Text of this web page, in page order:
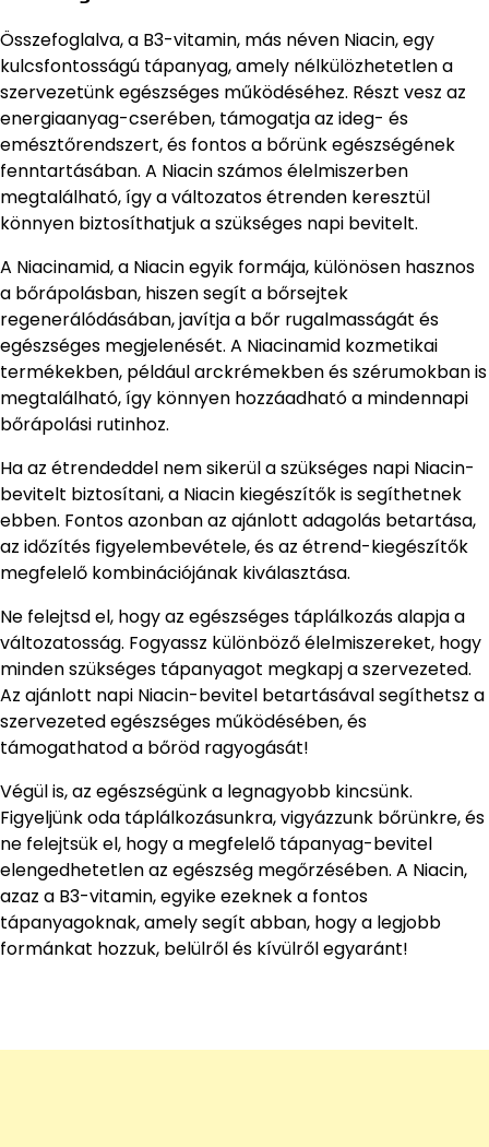
Összefoglalva, a B3-vitamin, más néven Niacin, egy
kulcsfontosságú tápanyag, amely nélkülözhetetlen a
szervezetünk egészséges működéséhez. Részt vesz az
energiaanyag-cserében, támogatja az ideg- és
emésztőrendszert, és fontos a bőrünk egészségének
fenntartásában. A Niacin számos élelmiszerben
megtalálható, így a változatos étrenden keresztül
könnyen biztosíthatjuk a szükséges napi bevitelt.
A Niacinamid, a Niacin egyik formája, különösen hasznos
a bőrápolásban, hiszen segít a bőrsejtek
regenerálódásában, javítja a bőr rugalmasságát és
egészséges megjelenését. A Niacinamid kozmetikai
termékekben, például arckrémekben és szérumokban is
megtalálható, így könnyen hozzáadható a mindennapi
bőrápolási rutinhoz.
Ha az étrendeddel nem sikerül a szükséges napi Niacin-
bevitelt biztosítani, a Niacin kiegészítők is segíthetnek
ebben. Fontos azonban az ajánlott adagolás betartása,
az időzítés figyelembevétele, és az étrend-kiegészítők
megfelelő kombinációjának kiválasztása.
Ne felejtsd el, hogy az egészséges táplálkozás alapja a
változatosság. Fogyassz különböző élelmiszereket, hogy
minden szükséges tápanyagot megkapj a szervezeted.
Az ajánlott napi Niacin-bevitel betartásával segíthetsz a
szervezeted egészséges működésében, és
támogathatod a bőröd ragyogását!
Végül is, az egészségünk a legnagyobb kincsünk.
Figyeljünk oda táplálkozásunkra, vigyázzunk bőrünkre, és
ne felejtsük el, hogy a megfelelő tápanyag-bevitel
elengedhetetlen az egészség megőrzésében. A Niacin,
azaz a B3-vitamin, egyike ezeknek a fontos
tápanyagoknak, amely segít abban, hogy a legjobb
formánkat hozzuk, belülről és kívülről egyaránt!